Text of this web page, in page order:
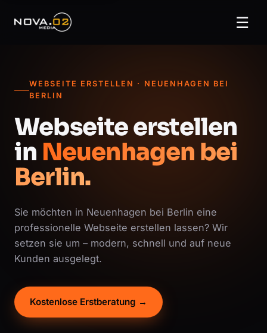
☰
WEBSEITE ERSTELLEN · NEUENHAGEN BEI
BERLIN
Webseite erstellen
in Neuenhagen bei
Berlin.
Sie möchten in Neuenhagen bei Berlin eine
professionelle Webseite erstellen lassen? Wir
setzen sie um – modern, schnell und auf neue
Kunden ausgelegt.
Kostenlose Erstberatung →